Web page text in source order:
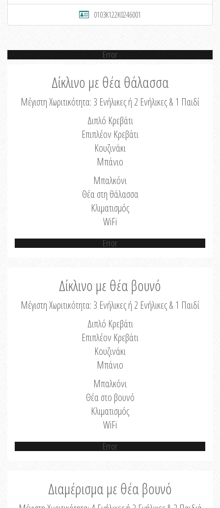
0103K122K0246001
Error
Δίκλινο με θέα θάλασσα
Μέγιστη Χωριτικότητα: 3 Ενήλικες ή 2 Ενήλικες & 1 Παιδί
Διπλό Κρεβάτι
Επιπλέον Κρεβάτι
Κουζινάκι
Μπάνιο
Μπαλκόνι
Θέα στη θάλασσα
Κλιματισμός
WiFi
Error
Δίκλινο με θέα βουνό
Μέγιστη Χωριτικότητα: 3 Ενήλικες ή 2 Ενήλικες & 1 Παιδί
Διπλό Κρεβάτι
Επιπλέον Κρεβάτι
Κουζινάκι
Μπάνιο
Μπαλκόνι
Θέα στο βουνό
Κλιματισμός
WiFi
Error
Διαμέρισμα με θέα βουνό